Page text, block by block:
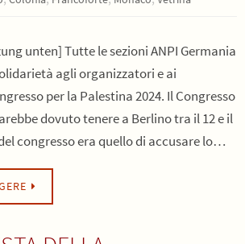
unten] Tutte le sezioni ANPI Germania
agli organizzatori e ai
per la Palestina 2024. Il Congresso
dovuto tenere a Berlino tra il 12 e il
congresso era quello di accusare lo…